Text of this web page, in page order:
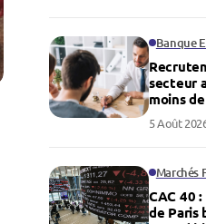
Banque
secteur
moins
5 Août
Marchés
CAC 40
de Paris